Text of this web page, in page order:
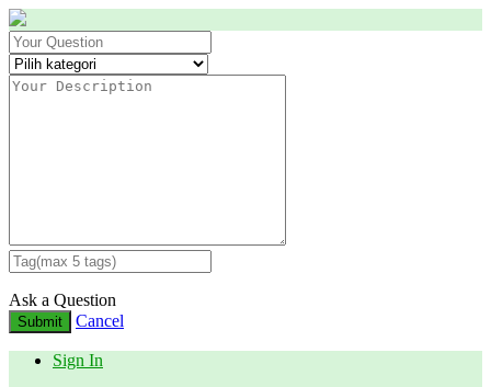
Ask a Question
Submit Cancel
Sign In